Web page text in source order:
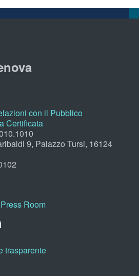
con il Pubblico
Certificata
9, Palazzo Tursi, 16124
Room
trasparente